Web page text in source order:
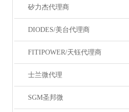
矽力杰代理商
DIODES/美台代理商
FITIPOWER/天钰代理商
士兰微代理
SGM圣邦微